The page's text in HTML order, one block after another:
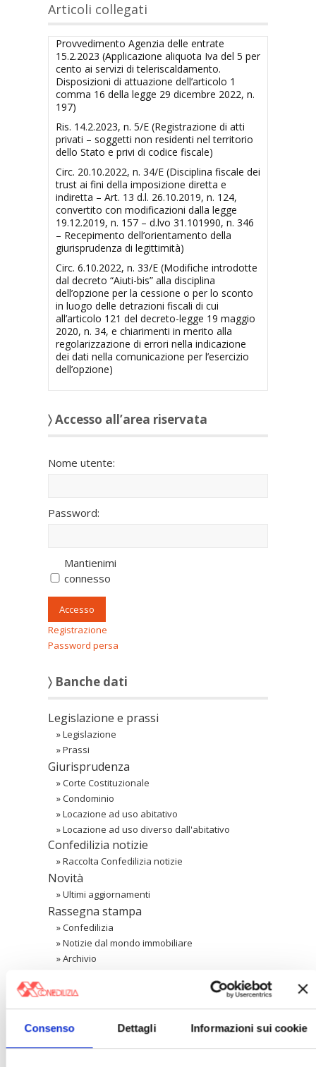
Consenso Dettagli Informazioni sui cookie
Articoli collegati
Provvedimento Agenzia delle entrate
15.2.2023 (Applicazione aliquota Iva del 5 per
cento ai servizi di teleriscaldamento.
Disposizioni di attuazione dell’articolo 1
comma 16 della legge 29 dicembre 2022, n.
197)
Ris. 14.2.2023, n. 5/E (Registrazione di atti
privati – soggetti non residenti nel territorio
dello Stato e privi di codice fiscale)
Circ. 20.10.2022, n. 34/E (Disciplina fiscale dei
trust ai fini della imposizione diretta e
indiretta – Art. 13 d.l. 26.10.2019, n. 124,
convertito con modificazioni dalla legge
19.12.2019, n. 157 – d.lvo 31.101990, n. 346
– Recepimento dell’orientamento della
giurisprudenza di legittimità)
Circ. 6.10.2022, n. 33/E (Modifiche introdotte
dal decreto “Aiuti-bis” alla disciplina
dell’opzione per la cessione o per lo sconto
in luogo delle detrazioni fiscali di cui
all’articolo 121 del decreto-legge 19 maggio
2020, n. 34, e chiarimenti in merito alla
regolarizzazione di errori nella indicazione
dei dati nella comunicazione per l’esercizio
dell’opzione)
〉 Accesso all’area riservata
Nome utente:
Password:
Mantienimi
connesso
Accesso
Registrazione
Password persa
〉 Banche dati
Legislazione e prassi
»Legislazione
»Prassi
Giurisprudenza
»Corte Costituzionale
»Condominio
»Locazione ad uso abitativo
»Locazione ad uso diverso dall'abitativo
Confedilizia notizie
»Raccolta Confedilizia notizie
Novità
»Ultimi aggiornamenti
Rassegna stampa
»Confedilizia
»Notizie dal mondo immobiliare
»Archivio
Cerca